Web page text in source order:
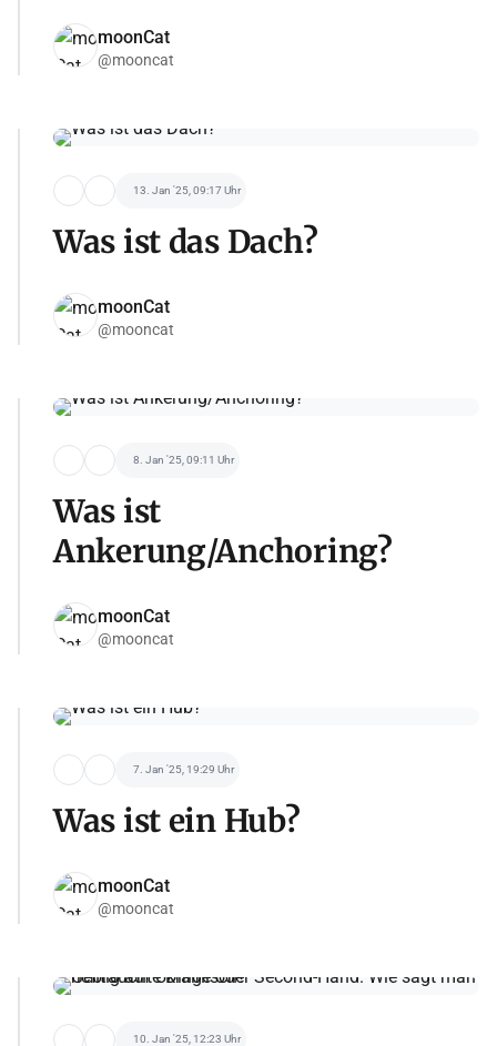
moonCat
@mooncat
13. Jan '25, 09:17 Uhr
Was ist das Dach?
moonCat
@mooncat
8. Jan '25, 09:11 Uhr
Was ist
Ankerung/Anchoring?
moonCat
@mooncat
7. Jan '25, 19:29 Uhr
Was ist ein Hub?
moonCat
@mooncat
10. Jan '25, 12:23 Uhr